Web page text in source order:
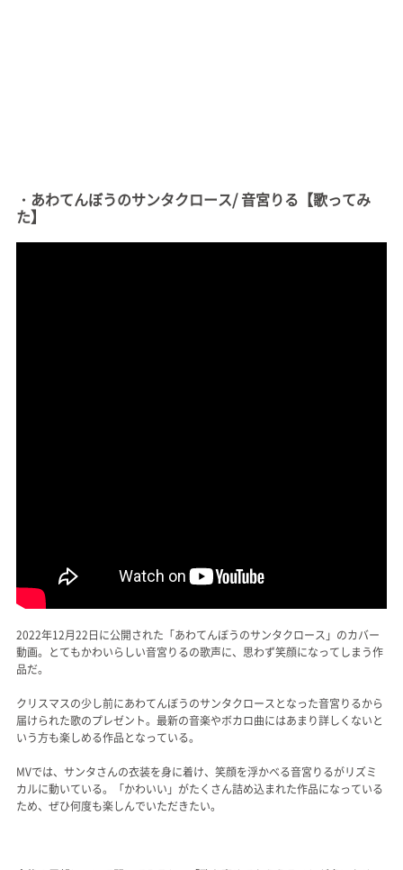
・あわてんぼうのサンタクロース/ 音宮りる【歌ってみ
た】
2022年12月22日に公開された「あわてんぼうのサンタクロース」のカバー
動画。とてもかわいらしい音宮りるの歌声に、思わず笑顔になってしまう作
品だ。
クリスマスの少し前にあわてんぼうのサンタクロースとなった音宮りるから
届けられた歌のプレゼント。最新の音楽やボカロ曲にはあまり詳しくないと
いう方も楽しめる作品となっている。
MVでは、サンタさんの衣装を身に着け、笑顔を浮かべる音宮りるがリズミ
カルに動いている。「かわいい」がたくさん詰め込まれた作品になっている
ため、ぜひ何度も楽しんでいただきたい。